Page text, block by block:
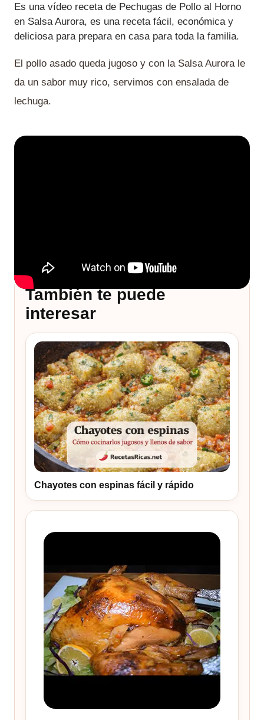
Es una vídeo receta de Pechugas de Pollo al Horno
en Salsa Aurora, es una receta fácil, económica y
deliciosa para prepara en casa para toda la familia.
El pollo asado queda jugoso y con la Salsa Aurora le
da un sabor muy rico, servimos con ensalada de
lechuga.
También te puede
interesar
Chayotes con espinas fácil y rápido